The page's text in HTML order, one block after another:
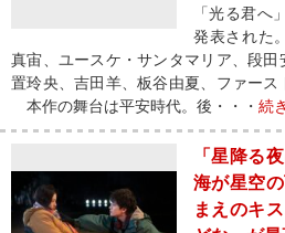
「光る君へ
発表された
真宙、ユースケ・サンタマリア、段
置玲央、吉田羊、板谷由夏、ファース
本作の舞台は平安時代。後・・・ 続
「星降る
海が星空
まえのキ